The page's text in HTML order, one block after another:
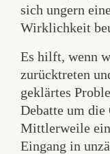
sich ungern
Wirklichkeit
Es hilft, wenn
zurücktreten
geklärtes
Debatte um die
Mittlerweile ein
Eingang in